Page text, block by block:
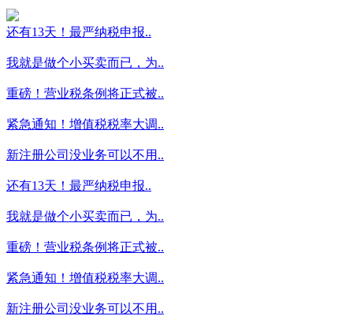
还有13天！最严纳税申报..
我就是做个小买卖而已，为..
重磅！营业税条例将正式被..
紧急通知！增值税税率大调..
新注册公司没业务可以不用..
还有13天！最严纳税申报..
我就是做个小买卖而已，为..
重磅！营业税条例将正式被..
紧急通知！增值税税率大调..
新注册公司没业务可以不用..